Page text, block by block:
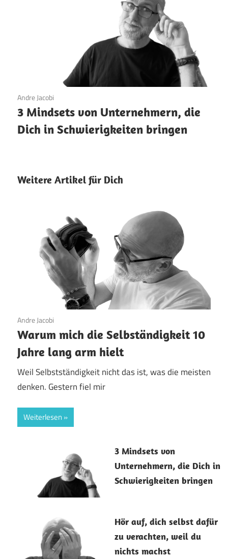
25. Februar 2026
Andre Jacobi
3 Mindsets von Unternehmern, die
Dich in Schwierigkeiten bringen
Weitere Artikel für Dich
5. März 2026
Andre Jacobi
Warum mich die Selbständigkeit 10
Jahre lang arm hielt
Weil Selbstständigkeit nicht das ist, was die meisten
denken. Gestern fiel mir
Weiterlesen
25. Februar 2026
3 Mindsets von
Unternehmern, die Dich in
Schwierigkeiten bringen
11. Februar 2026
Hör auf, dich selbst dafür
zu verachten, weil du
nichts machst